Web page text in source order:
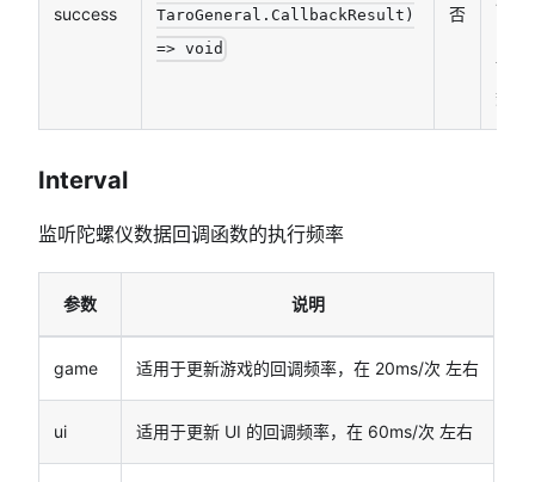
success
TaroGeneral.CallbackResult)
=> void
否
调函
数
Interval
监听陀螺仪数据回调函数的执行频率
参数 说明
game 适用于更新游戏的回调频率，在 20ms/次 左右
ui 适用于更新 UI 的回调频率，在 60ms/次 左右